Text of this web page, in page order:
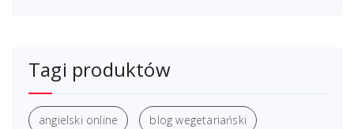
Tagi produktów
angielski online blog wegetariański